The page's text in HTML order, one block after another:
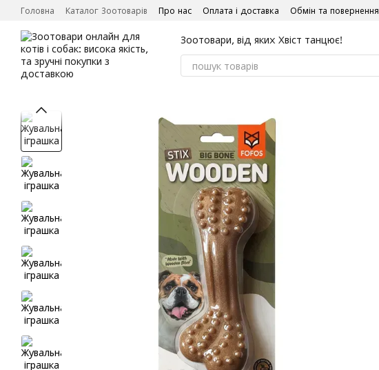
Перейти до основного контенту
Головна Каталог Зоотоварів Про нас Оплата і доставка Обмін та повернення
Зоотовари, від яких Хвіст танцює!